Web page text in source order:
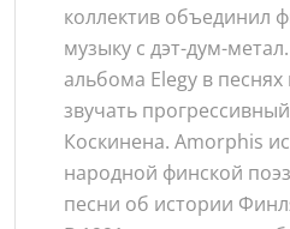
коллектив объединил
музыку с дэт-дум-
альбома Elegy в песнях
звучать
Коскинена. Amorphis
народной финской
песни об истории